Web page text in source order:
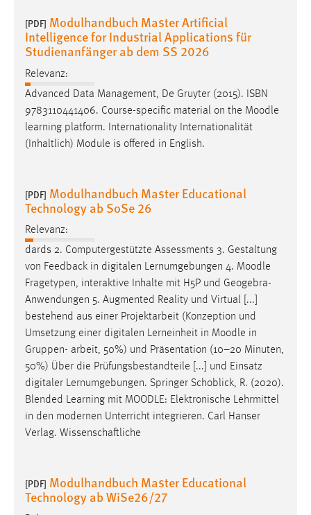
[PDF] Modulhandbuch Master Artificial
Intelligence for Industrial Applications für
Studienanfänger ab dem SS 2026
Relevanz:
Advanced Data Management, De Gruyter (2015). ISBN
9783110441406. Course-specific material on the Moodle
learning platform. Internationality Internationalität
(Inhaltlich) Module is offered in English.
[PDF] Modulhandbuch Master Educational
Technology ab SoSe 26
Relevanz:
dards 2. Computergestützte Assessments 3. Gestaltung
von Feedback in digitalen Lernumgebungen 4. Moodle
Fragetypen, interaktive Inhalte mit H5P und Geogebra-
Anwendungen 5. Augmented Reality und Virtual [...]
bestehend aus einer Projektarbeit (Konzeption und
Umsetzung einer digitalen Lerneinheit in Moodle in
Gruppen- arbeit, 50%) und Präsentation (10–20 Minuten,
50%) Über die Prüfungsbestandteile [...] und Einsatz
digitaler Lernumgebungen. Springer Schoblick, R. (2020).
Blended Learning mit MOODLE: Elektronische Lehrmittel
in den modernen Unterricht integrieren. Carl Hanser
Verlag. Wissenschaftliche
[PDF] Modulhandbuch Master Educational
Technology ab WiSe26/27
Zweck:
Wird benötigt um die Chatfunktion nutzen zu können.
Cookie Laufzeit:
MibewSessionID, mibew-chat-frame-style-
5e9dbeb1811c0446 = Sitzungslaufzeit, mibew_locale = 3
Jahre, MIBEW_UserID = 1 Jahr
Login
fe_user, be_user, be_lastLoginProvider
Zweck:
Dieser Cookie ist notwendig um sich an der Website
einloggen zu können.
Cookie Laufzeit:
24 Stunden
STATISTIK
Statistik Cookies erfassen Informationen anonym.
Diese Informationen helfen uns zu verstehen, wie
unsere Besucher unsere Website nutzen.
Matomo
Zweck: